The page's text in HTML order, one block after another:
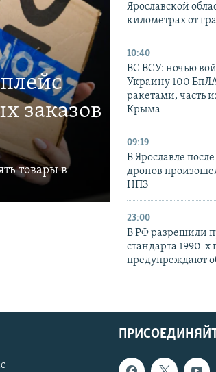
заказов
товары в
Ярославской
километрах от
10:40
ВС ВСУ: ночью
Украину 100
ракетами, часть
Крыма
09:19
В Ярославле
дронов
НПЗ
23:00
В РФ разрешили
стандарта 1990-х
предупреждают